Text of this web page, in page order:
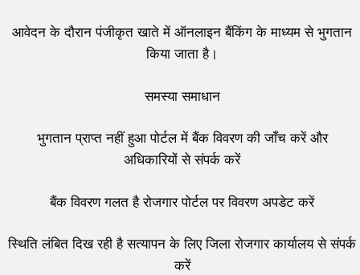
आवेदन के दौरान पंजीकृत खाते में ऑनलाइन बैंकिंग के माध्यम से भुगतान
किया जाता है।
समस्या समाधान
भुगतान प्राप्त नहीं हुआ पोर्टल में बैंक विवरण की जाँच करें और
अधिकारियों से संपर्क करें
बैंक विवरण गलत है रोजगार पोर्टल पर विवरण अपडेट करें
स्थिति लंबित दिख रही है सत्यापन के लिए जिला रोजगार कार्यालय से संपर्क
करें